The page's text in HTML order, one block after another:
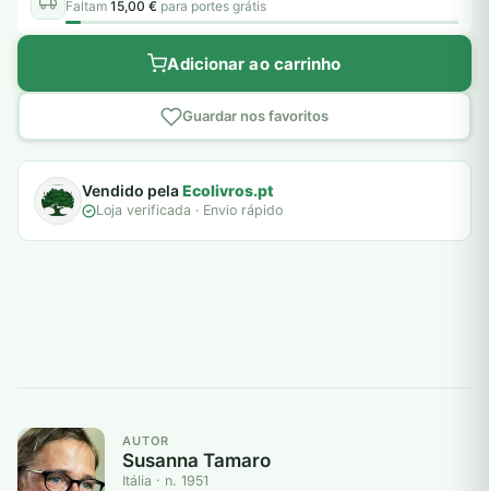
Faltam 15,00 € para portes grátis
Adicionar ao carrinho
Guardar nos favoritos
Vendido pelaEcolivros.pt
Loja verificada · Envio rápido
AUTOR
Susanna Tamaro
Itália · n. 1951